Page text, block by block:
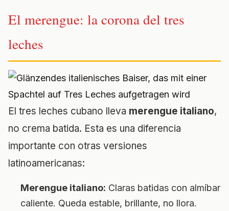
El merengue: la corona del tres
leches
El tres leches cubano lleva merengue italiano,
no crema batida. Esta es una diferencia
importante con otras versiones
latinoamericanas:
Merengue italiano: Claras batidas con almíbar
caliente. Queda estable, brillante, no llora.